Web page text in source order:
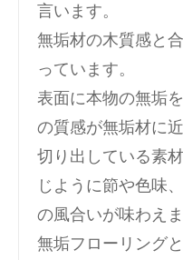
言います。
無垢材の木質感と
っています。
表面に本物の無垢
の質感が無垢材に
切り出している素
じように節や色味
の風合いが味わえ
無垢フローリング